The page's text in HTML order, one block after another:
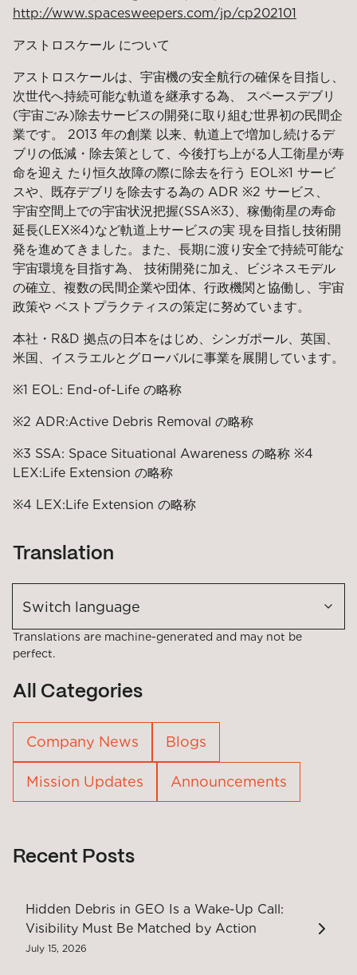
http://www.spacesweepers.com/jp/cp202101
アストロスケール について
アストロスケールは、宇宙機の安全航行の確保を目指し、
次世代へ持続可能な軌道を継承する為、 スペースデブリ
(宇宙ごみ)除去サービスの開発に取り組む世界初の民間企
業です。 2013 年の創業 以来、軌道上で増加し続けるデ
ブリの低減・除去策として、今後打ち上がる人工衛星が寿
命を迎え たり恒久故障の際に除去を行う EOL※1 サービ
スや、既存デブリを除去する為の ADR ※2 サービス、
宇宙空間上での宇宙状況把握(SSA※3)、稼働衛星の寿命
延長(LEX※4)など軌道上サービスの実 現を目指し技術開
発を進めてきました。また、長期に渡り安全で持続可能な
宇宙環境を目指す為、 技術開発に加え、ビジネスモデル
の確立、複数の民間企業や団体、行政機関と協働し、宇宙
政策や ベストプラクティスの策定に努めています。
本社・R&D 拠点の日本をはじめ、シンガポール、英国、
米国、イスラエルとグローバルに事業を展開しています。
※1 EOL: End-of-Life の略称
※2 ADR:Active Debris Removal の略称
※3 SSA: Space Situational Awareness の略称 ※4
LEX:Life Extension の略称​
※4 LEX:Life Extension の略称
Translation
Switch language
Translations are machine-generated and may not be
perfect.
All Categories
Company News Blogs
Mission Updates Announcements
Recent Posts
Hidden Debris in GEO Is a Wake-Up Call:
Visibility Must Be Matched by Action
July 15, 2026